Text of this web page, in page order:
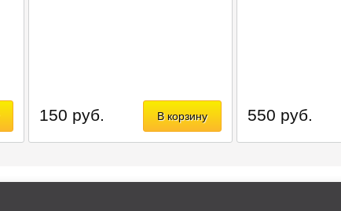
В корзину
150 руб. 550 руб.